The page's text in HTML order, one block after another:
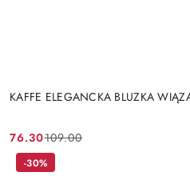
KAFFE ELEGANCKA BLUZKA
Cena
promocyjna:
76.30
Cena
przed
109.00
-30%